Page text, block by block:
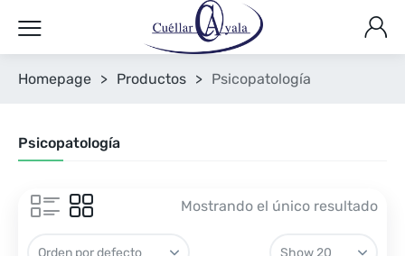
Homepage > Productos > Psicopatología
Psicopatología
Mostrando el único resultado